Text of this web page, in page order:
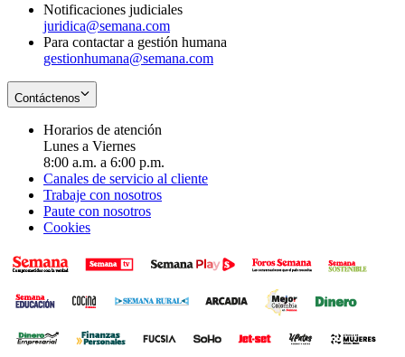
Notificaciones judiciales
juridica@semana.com
Para contactar a gestión humana
gestionhumana@semana.com
Contáctenos
Horarios de atención
Lunes a Viernes
8:00 a.m. a 6:00 p.m.
Canales de servicio al cliente
Trabaje con nosotros
Paute con nosotros
Cookies